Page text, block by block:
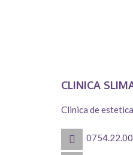
CLINICA
Clinica de